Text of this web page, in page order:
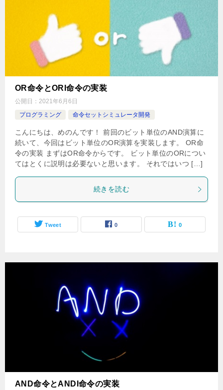
OR命令とORI命令の実装
公開日： 2021年6月6日
プログラミング
命令セットシミュレータ開発
こんにちは、めのんです！ 前回のビット単位のAND演算に
続いて、今回はビット単位のOR演算を実装します。 OR命
令の実装 まずはOR命令からです。 ビット単位のORについ
てはとくに説明は必要ないと思います。 それではいつ […]
続きを読む
Tweet 0 0
AND命令とANDI命令の実装